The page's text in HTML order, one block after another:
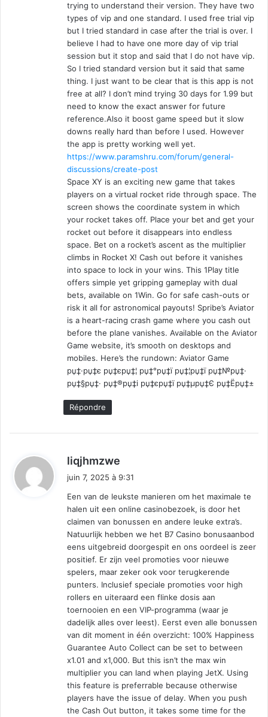
trying to understand their version. They have two
types of vip and one standard. I used free trial vip
but I tried standard in case after the trial is over. I
believe I had to have one more day of vip trial
session but it stop and said that I do not have vip.
So I tried standard version but it said that same
thing. I just want to be clear that is this app is not
free at all? I don’t mind trying 30 days for 1.99 but
need to know the exact answer for future
reference.Also it boost game speed but it slow
downs really hard than before I used. However
the app is pretty working well yet.
https://www.paramshru.com/forum/general-
discussions/create-post
Space XY is an exciting new game that takes
players on a virtual rocket ride through space. The
screen shows the coordinate system in which
your rocket takes off. Place your bet and get your
rocket out before it disappears into endless
space. Bet on a rocket’s ascent as the multiplier
climbs in Rocket X! Cash out before it vanishes
into space to lock in your wins. This 1Play title
offers simple yet gripping gameplay with dual
bets, available on 1Win. Go for safe cash-outs or
risk it all for astronomical payouts! Spribe’s Aviator
is a heart-racing crash game where you cash out
before the plane vanishes. Available on the Aviator
Game website, it’s smooth on desktops and
mobiles. Here’s the rundown: Aviator Game
рџ‡·рџ‡є рџ‡єрџ‡¦ рџ‡°рџ‡ї рџ‡¦рџ‡ї рџ‡№рџ‡·
рџ‡§рџ‡· рџ‡®рџ‡і рџ‡єрџ‡ї рџ‡µрџ‡Є рџ‡Ёрџ‡±
Répondre
liqjhmzwe
:
juin 7, 2025 à 9:31
Een van de leukste manieren om het maximale te
halen uit een online casinobezoek, is door het
claimen van bonussen en andere leuke extra’s.
Natuurlijk hebben we het B7 Casino bonusaanbod
eens uitgebreid doorgespit en ons oordeel is zeer
positief. Er zijn veel promoties voor nieuwe
spelers, maar zeker ook voor terugkerende
punters. Inclusief speciale promoties voor high
rollers en uiteraard een flinke dosis aan
toernooien en een VIP-programma (waar je
dadelijk alles over leest). Eerst even alle bonussen
van dit moment in één overzicht: 100% Happiness
Guarantee Auto Collect can be set to between
x1.01 and x1,000. But this isn’t the max win
multiplier you can land when playing JetX. Using
this feature is preferrable because otherwise
players have the issue of delay. When you push
the Cash Out button, it takes some time for the